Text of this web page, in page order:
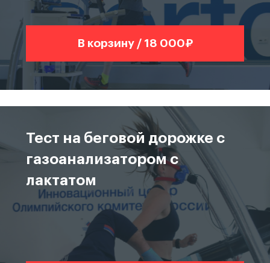
В корзину / 18 000₽
Тест на беговой дорожке с
газоанализатором с
лактатом